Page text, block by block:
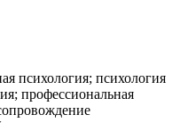
психология; психология
профессиональная